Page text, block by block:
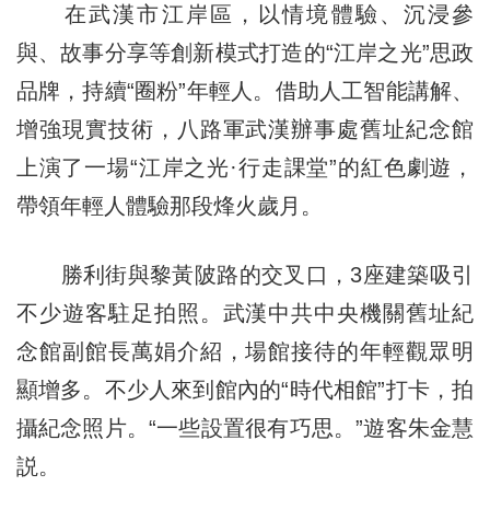
在武漢市江岸區，以情境體驗、沉浸參
與、故事分享等創新模式打造的“江岸之光”思政
品牌，持續“圈粉”年輕人。借助人工智能講解、
增強現實技術，八路軍武漢辦事處舊址紀念館
上演了一場“江岸之光·行走課堂”的紅色劇遊，
帶領年輕人體驗那段烽火歲月。
勝利街與黎黃陂路的交叉口，3座建築吸引
不少遊客駐足拍照。武漢中共中央機關舊址紀
念館副館長萬娟介紹，場館接待的年輕觀眾明
顯增多。不少人來到館內的“時代相館”打卡，拍
攝紀念照片。“一些設置很有巧思。”遊客朱金慧
説。